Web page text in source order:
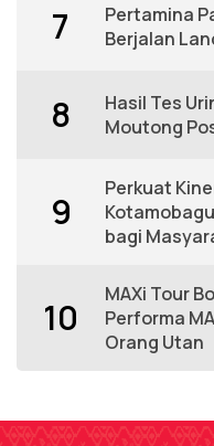
7
Pertamina
Berjalan
8
Hasil Tes
Moutong
9
Perkuat
bagi
10
MAXi Tour
Performa
Orang Utan